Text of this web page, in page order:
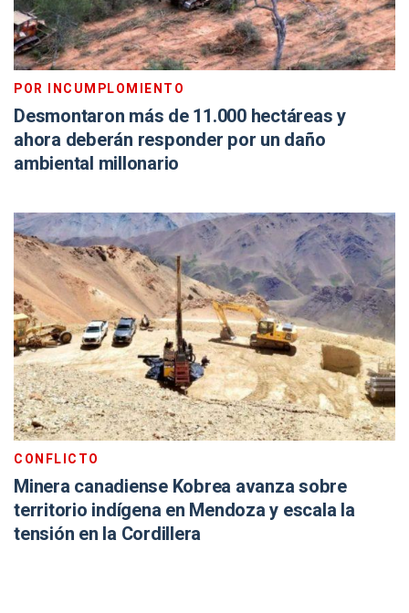
POR INCUMPLOMIENTO
Desmontaron más de 11.000 hectáreas y
ahora deberán responder por un daño
ambiental millonario
CONFLICTO
Minera canadiense Kobrea avanza sobre
territorio indígena en Mendoza y escala la
tensión en la Cordillera